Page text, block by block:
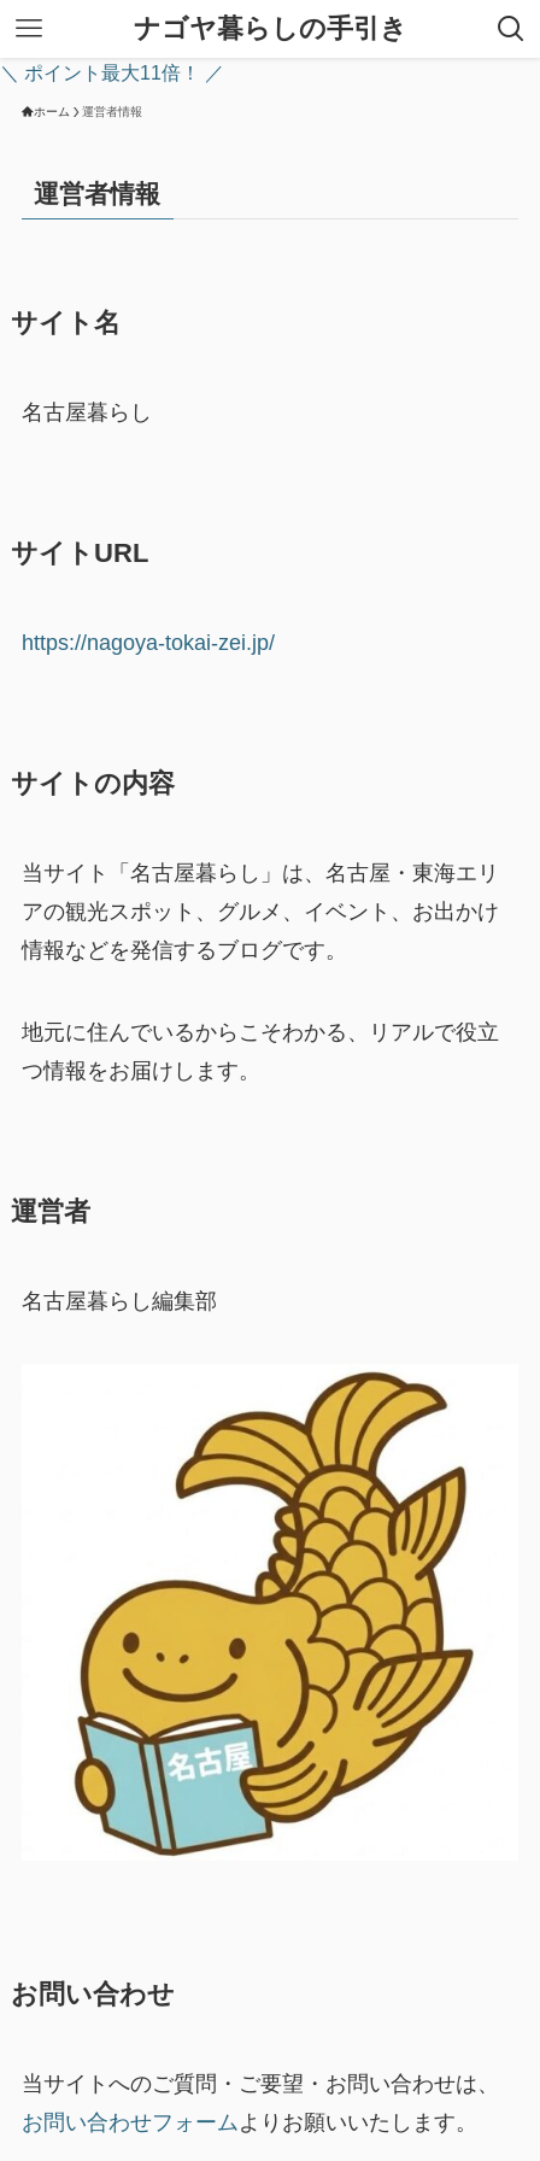
ナゴヤ暮らしの手引き
＼ ポイント最大11倍！ ／
ホーム 運営者情報
運営者情報
サイト名
名古屋暮らし
サイトURL
https://nagoya-tokai-zei.jp/
サイトの内容
当サイト「名古屋暮らし」は、名古屋・東海エリ
アの観光スポット、グルメ、イベント、お出かけ
情報などを発信するブログです。
地元に住んでいるからこそわかる、リアルで役立
つ情報をお届けします。
運営者
名古屋暮らし編集部
お問い合わせ
当サイトへのご質問・ご要望・お問い合わせは、
お問い合わせフォームよりお願いいたします。